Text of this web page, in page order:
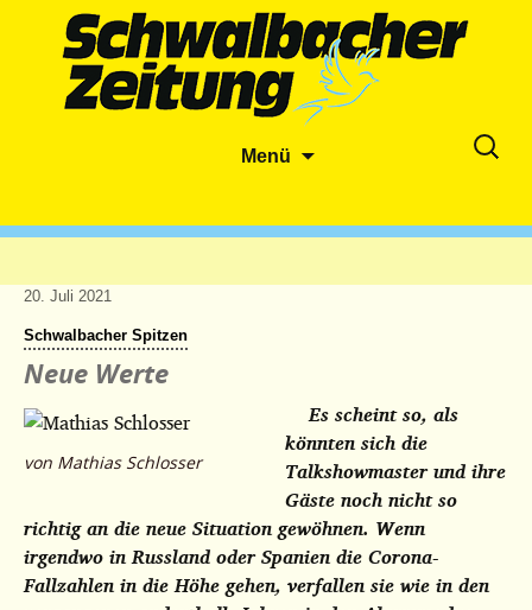
Menü
Suche
20. Juli 2021
Schwalbacher Spitzen
Neue Werte
von Mathias Schlosser
Es scheint so, als
könnten sich die
Talkshowmaster und ihre
Gäste noch nicht so
richtig an die neue Situation gewöhnen. Wenn
irgendwo in Russland oder Spanien die Corona-
Fallzahlen in die Höhe gehen, verfallen sie wie in den